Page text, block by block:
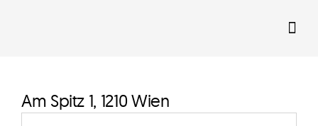
Am Spitz 1, 1210 Wien